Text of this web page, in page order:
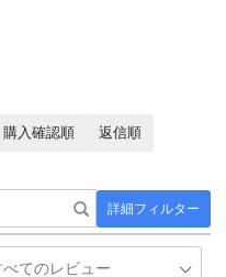
詳細フィルター
購入確認順 返信順